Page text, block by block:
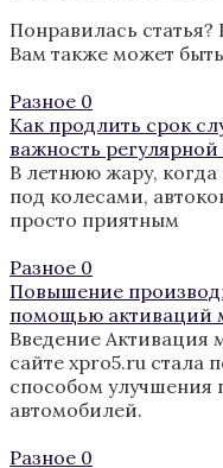
Понравилась
Вам также может
Разное 0
Как продлить срок
важность регулярной
В летнюю жару, когда
под колесами,
просто приятным
Разное 0
Повышение
помощью активаций
Введение Активация
сайте xpro5.ru стала
способом улучшения
автомобилей.
Разное 0